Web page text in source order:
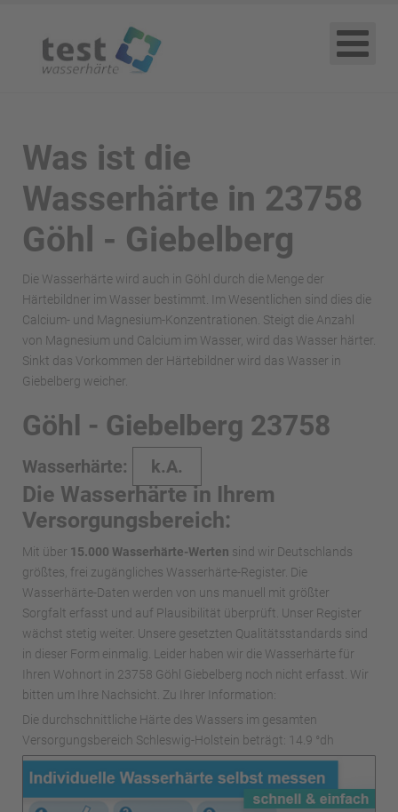
Was ist die
Wasserhärte in 23758
Göhl - Giebelberg
Die Wasserhärte wird auch in Göhl durch die Menge der
Härtebildner im Wasser bestimmt. Im Wesentlichen sind dies die
Calcium- und Magnesium-Konzentrationen. Steigt die Anzahl
von Magnesium und Calcium im Wasser, wird das Wasser härter.
Sinkt das Vorkommen der Härtebildner wird das Wasser in
Giebelberg weicher.
Göhl - Giebelberg 23758
Wasserhärte: k.A.
Die Wasserhärte in Ihrem
Versorgungsbereich:
Mit über 15.000 Wasserhärte-Werten sind wir Deutschlands
größtes, frei zugängliches Wasserhärte-Register. Die
Wasserhärte-Daten werden von uns manuell mit größter
Sorgfalt erfasst und auf Plausibilität überprüft. Unser Register
wächst stetig weiter. Unsere gesetzten Qualitätsstandards sind
in dieser Form einmalig. Leider haben wir die Wasserhärte für
Ihren Wohnort in 23758 Göhl Giebelberg noch nicht erfasst. Wir
bitten um Ihre Nachsicht. Zu Ihrer Information:
Die durchschnittliche Härte des Wassers im gesamten
Versorgungsbereich Schleswig-Holstein beträgt: 14.9 °dh